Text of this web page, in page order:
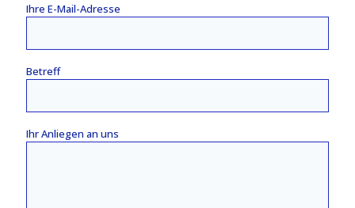
Ihre E-Mail-Adresse
Betreff
Ihr Anliegen an uns